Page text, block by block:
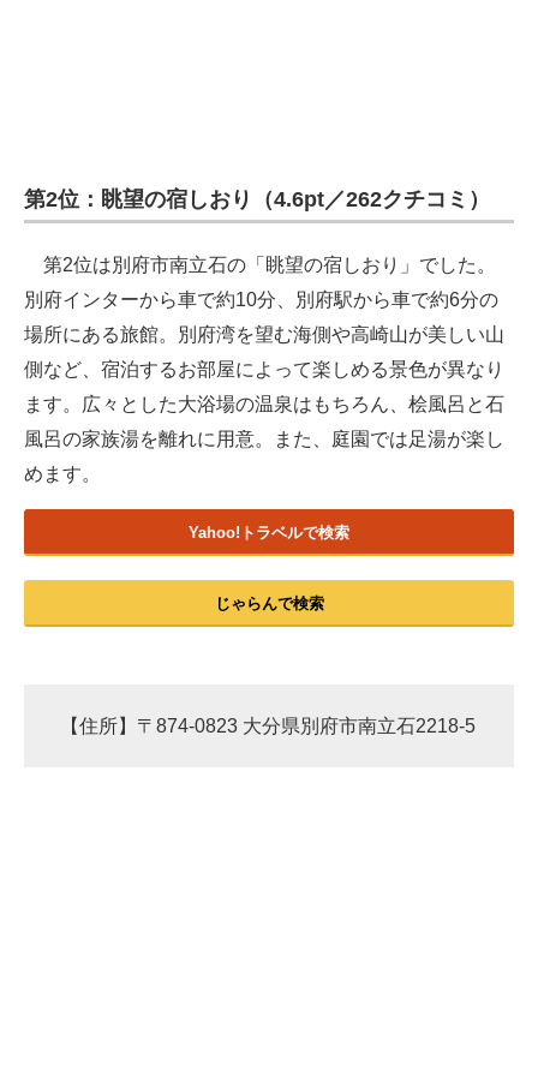
第2位：眺望の宿しおり（4.6pt／262クチコミ）
第2位は別府市南立石の「眺望の宿しおり」でした。
別府インターから車で約10分、別府駅から車で約6分の
場所にある旅館。別府湾を望む海側や高崎山が美しい山
側など、宿泊するお部屋によって楽しめる景色が異なり
ます。広々とした大浴場の温泉はもちろん、桧風呂と石
風呂の家族湯を離れに用意。また、庭園では足湯が楽し
めます。
Yahoo!トラベルで検索
じゃらんで検索
【住所】〒874-0823 大分県別府市南立石2218-5